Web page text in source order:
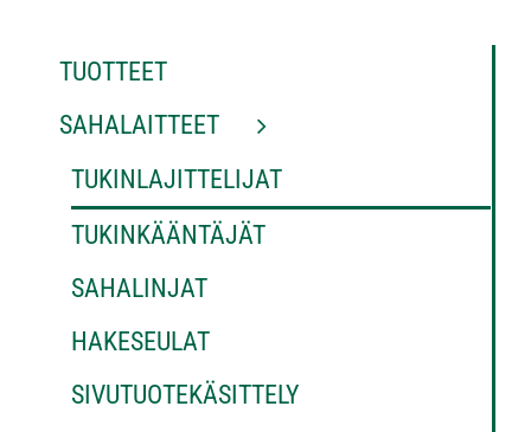
TUOTTEET
SAHALAITTEET
TUKINLAJITTELIJAT
TUKINKÄÄNTÄJÄT
SAHALINJAT
HAKESEULAT
SIVUTUOTEKÄSITTELY